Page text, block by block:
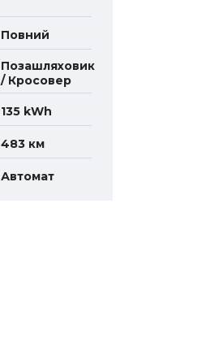
Повний
Позашляховик
/ Кросовер
135 kWh
483 км
Автомат